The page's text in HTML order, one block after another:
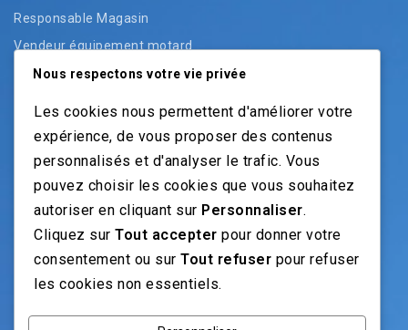
Responsable Magasin
Vendeur équipement motard
Vendeur pièces
Vendeur véhicules occasion
NOS GUIDES
Recrutement moto: Le guide pour recruteurs
Nous respectons votre vie privée
Les cookies nous permettent d'améliorer votre
expérience, de vous proposer des contenus
personnalisés et d'analyser le trafic. Vous
pouvez choisir les cookies que vous souhaitez
autoriser en cliquant sur Personnaliser.
Cliquez sur Tout accepter pour donner votre
consentement ou sur Tout refuser pour refuser
les cookies non essentiels.